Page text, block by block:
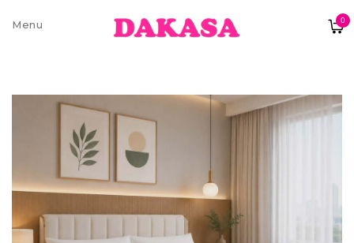
0
Sobre nós
Contatos e moradas
Pagamentos e Envios